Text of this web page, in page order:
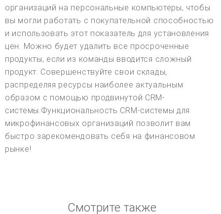
организаций на персональные компьютеры, чтобы
вы могли работать с покупательной способностью
и использовать этот показатель для установления
цен. Можно будет удалить все просроченные
продукты, если из команды вводится сложный
продукт. Совершенствуйте свои склады,
распределяя ресурсы наиболее актуальным
образом с помощью продвинутой CRM-
системы.Функциональность CRM-системы для
микрофинансовых организаций позволит вам
быстро зарекомендовать себя на финансовом
рынке!
Смотрите также